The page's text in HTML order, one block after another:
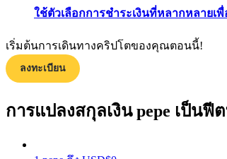
แนะนำ
คู่มือเริ่มต้นฟิวเจอร์ส
ใช้ตัวเลือกการชำระเงินที่หลากหลายเ
เริ่มต้นการเดินทางคริปโตของคุณตอนนี้!
ลงทะเบียน
การแปลงสกุลเงิน pepe เป็นฟี